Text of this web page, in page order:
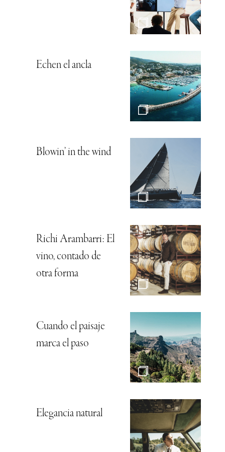
Echen el ancla
Blowin’ in the wind
Richi Arambarri: El
vino, contado de
otra forma
Cuando el paisaje
marca el paso
Elegancia natural